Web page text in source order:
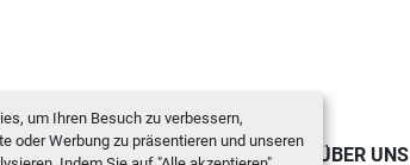
um Ihren Besuch zu verbessern,
oder Werbung zu präsentieren und unseren
GEBRAUCHTGERÄTE NEWS ÜBER UNS